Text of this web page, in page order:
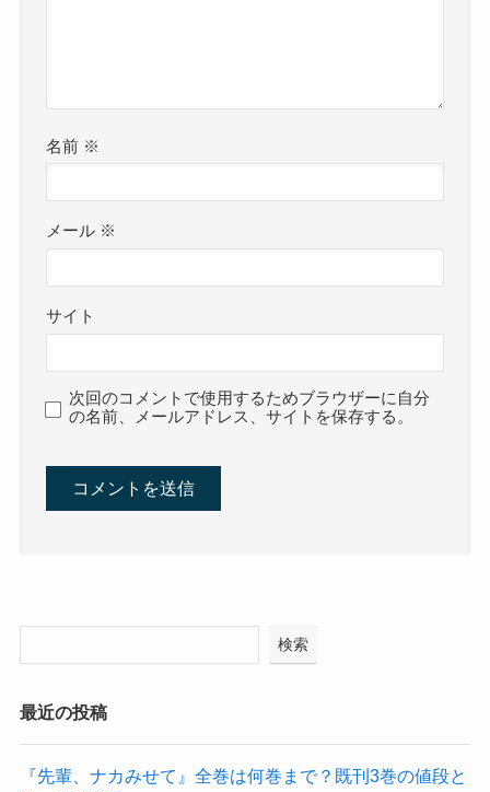
名前 ※
メール ※
サイト
次回のコメントで使用するためブラウザーに自分
の名前、メールアドレス、サイトを保存する。
検索
最近の投稿
『先輩、ナカみせて』全巻は何巻まで？既刊3巻の値段と